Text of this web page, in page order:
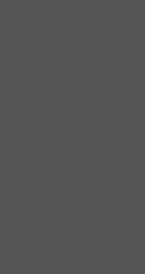
Unutmayın, sağlık ve
Daha fazla bilgi ve